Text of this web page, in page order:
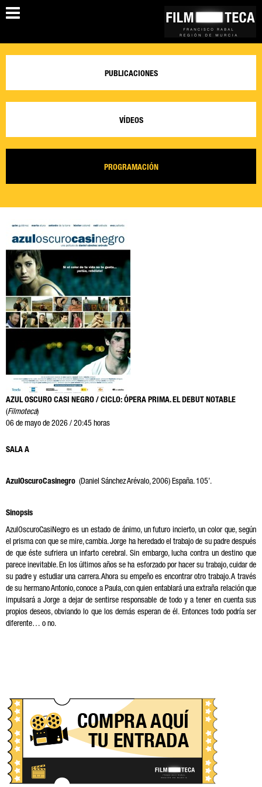
PUBLICACIONES
VÍDEOS
PROGRAMACIÓN
AZUL OSCURO CASI NEGRO / CICLO: ÓPERA PRIMA. EL DEBUT NOTABLE
(Filmoteca)
06 de mayo de 2026 / 20:45 horas
SALA A
AzulOscuroCasinegro (Daniel Sánchez Arévalo, 2006) España. 105’.
Sinopsis
AzulOscuroCasiNegro es un estado de ánimo, un futuro incierto, un color que, según
el prisma con que se mire, cambia. Jorge ha heredado el trabajo de su padre después
de que éste sufriera un infarto cerebral. Sin embargo, lucha contra un destino que
parece inevitable. En los últimos años se ha esforzado por hacer su trabajo, cuidar de
su padre y estudiar una carrera. Ahora su empeño es encontrar otro trabajo. A través
de su hermano Antonio, conoce a Paula, con quien entablará una extraña relación que
impulsará a Jorge a dejar de sentirse responsable de todo y a tener en cuenta sus
propios deseos, obviando lo que los demás esperan de él. Entonces todo podría ser
diferente… o no.